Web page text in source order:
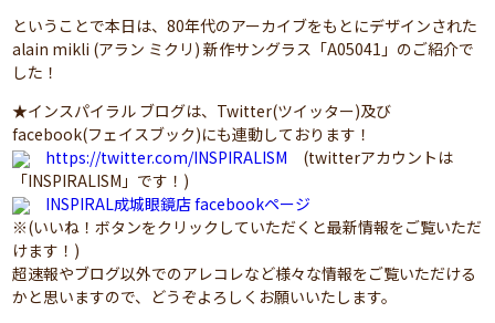
ということで本日は、80年代のアーカイブをもとにデザインされた
alain mikli (アラン ミクリ) 新作サングラス「A05041」のご紹介で
した！
★インスパイラル ブログは、Twitter(ツイッター)及び
facebook(フェイスブック)にも連動しております！
https://twitter.com/INSPIRALISM (twitterアカウントは
「INSPIRALISM」です！)
INSPIRAL成城眼鏡店 facebookページ
※(いいね！ボタンをクリックしていただくと最新情報をご覧いただ
けます！)
超速報やブログ以外でのアレコレなど様々な情報をご覧いただける
かと思いますので、どうぞよろしくお願いいたします。